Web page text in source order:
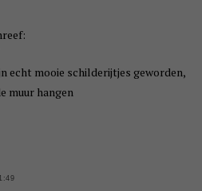
echt mooie schilderijtjes geworden,
muur hangen